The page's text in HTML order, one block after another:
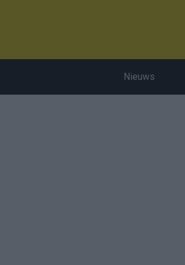
Nieuws